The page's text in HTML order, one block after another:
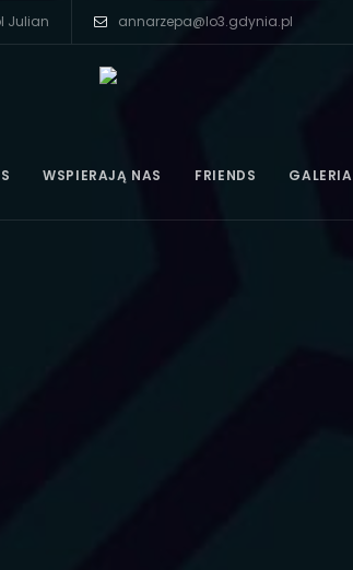
Julian annarzepa@lo3.gdynia.pl
WSPIERAJĄ NAS FRIENDS GALERIA